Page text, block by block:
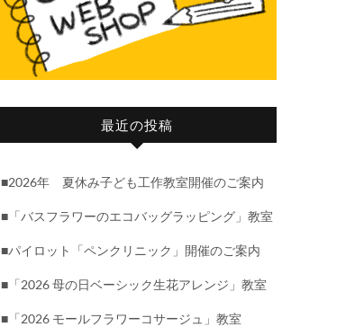
最近の投稿
■2026年 夏休み子ども工作教室開催のご案内
■「バスフラワーのエコバッグラッピング」教室
■パイロット「ペンクリニック」開催のご案内
■「2026 母の日ベーシック生花アレンジ」教室
■「2026 モールフラワーコサージュ」教室